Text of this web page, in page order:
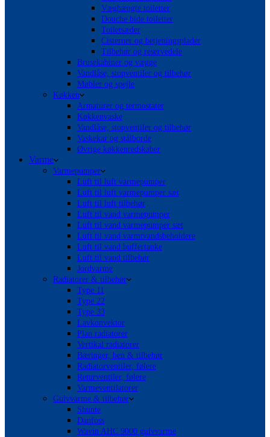
Væghængte toiletter
Douche bide toiletter
Toiletsæder
Cisterner og betjeningsplader
Tilbehør og reservedele
Brusekabiner og vægge
Vandlåse, stopventiler og tilbehør
Møbler og spejle
Køkken
Armaturer og termostater
Køkkenvaske
Vandlåse, stopventiler og tilbehør
Vaskekar og stålborde
Øvrige køkkenredskaber
Varme
Varmepumper
Luft til luft varmepumper
Luft til luft varmepumper sæt
Luft til luft tilbehør
Luft til vand varmepumper
Luft til vand varmepumper sæt
Luft til vand varmtvandsbeholdere
Luft til vand buffertanke
Luft til vand tilbehør
Jordvarme
Radiatorer & tilbehør
Type 11
Type 22
Type 33
Lavkonvektor
Plan radiatorer
Vertikal radiatorer
Bæringer, ben & tilbehør
Radiatorventiler, følere
Returventiler, følere
Varmeventilatorer
Gulvvarme & tilbehør
Shunte
Danfoss
Wavin AHC 9000 gulvvarme